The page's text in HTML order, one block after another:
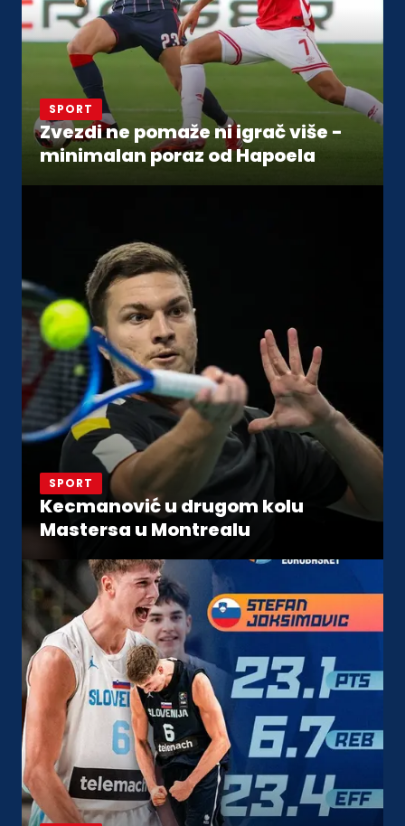
SPORT
Zvezdi ne pomaže ni igrač više -
minimalan poraz od Hapoela
SPORT
Kecmanović u drugom kolu
Mastersa u Montrealu